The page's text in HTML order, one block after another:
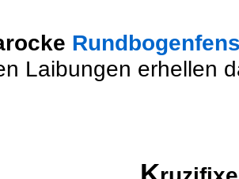
Laibungen erhellen